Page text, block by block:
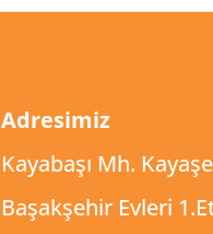
Adresimiz
Kayabaşı Mh.
Başakşehir Evleri